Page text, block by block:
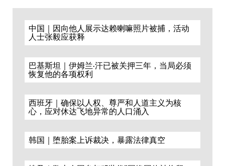
中国｜因向他人展示达赖喇嘛照片被捕，活动
人士张毅应获释
巴基斯坦｜伊姆兰·汗已被关押三年，当局必须
恢复他的各项权利
西班牙｜确保以人权、尊严和人道主义为核
心，应对休达飞地异常的人口涌入
韩国｜堕胎案上诉裁决，暴露法律真空